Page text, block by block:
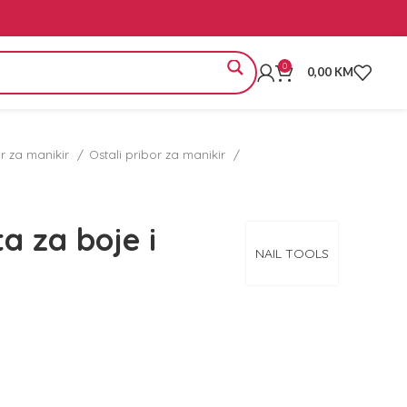
0 0,00 KM
za manikir
Ostali pribor za manikir
NAIL TOOLS
za boje i